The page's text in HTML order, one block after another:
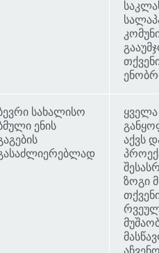
სახალისო
ენის
ყველა
აქვს
ზოგი